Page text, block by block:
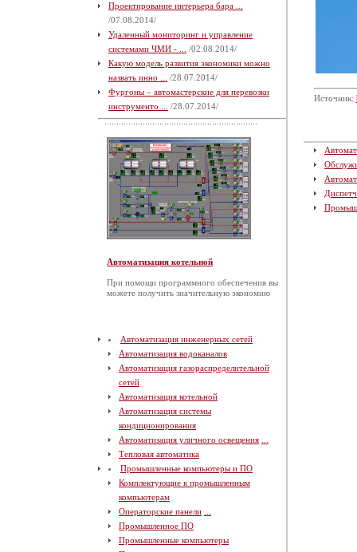
Проектирование интерьера бара ...
/07.08.2014/
Удаленный мониторинг и управление
системами ЧМИ - ...
/02.08.2014/
Какую модель развития экономики можно
назвать инно ...
/28.07.2014/
Фургоны – автомастерские для перевозки
инструменто ...
/28.07.2014/
Автоматизация котельной
При помощи программного обеспечения вы
можете получить значительную экономию
Автоматизация инженерных сетей
Автоматизация водоканалов
Автоматизация газораспределительной
сетей
Автоматизация котельной
Автоматизация системы
кондиционирования
Автоматизация уличного освещения
Тепловая автоматика
Промышленные компьютеры и ПО
Комплектующие к промышленным
компьютерам
Операторские панели
Промышленное ПО
Промышленные компьютеры
Источник: